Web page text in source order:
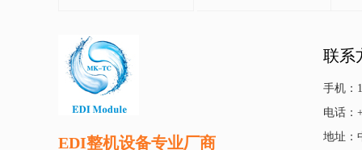
EDI整机设备专业厂商
联系
手机：
电话：
地址：